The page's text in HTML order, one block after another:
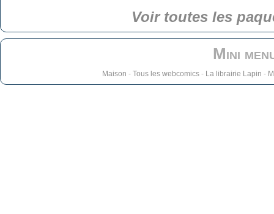
Voir toutes les
Mini
Maison - Tous les webcomics- La librairie Lapin -